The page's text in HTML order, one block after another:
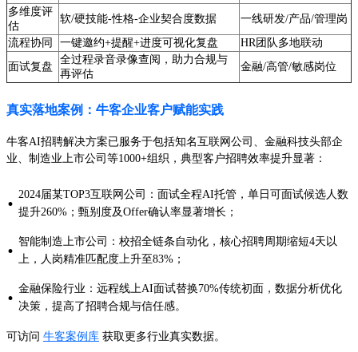
多维度评
估
软/硬技能-性格-企业契合度数据
一线研发/产品/管理岗
流程协同
一键邀约+提醒+进度可视化复盘
HR团队多地联动
面试复盘
全过程录音录像查阅，助力合规与
再评估
金融/高管/敏感岗位
真实落地案例：牛客企业客户赋能实践
牛客AI招聘解决方案已服务于包括知名互联网公司、金融科技头部企
业、制造业上市公司等1000+组织，典型客户招聘效率提升显著：
· 2024届某TOP3互联网公司：面试全程AI托管，单日可面试候选人数
提升260%；甄别度及Offer确认率显著增长；
· 智能制造上市公司：校招全链条自动化，核心招聘周期缩短4天以
上，人岗精准匹配度上升至83%；
· 金融保险行业：远程线上AI面试替换70%传统初面，数据分析优化
决策，提高了招聘合规与信任感。
可访问 牛客案例库 获取更多行业真实数据。